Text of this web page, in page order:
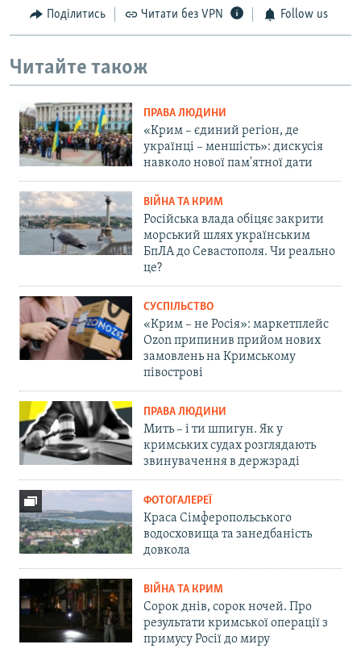
Поділитись Читати без VPN Follow us
Читайте також
ПРАВА ЛЮДИНИ
«Крим – єдиний регіон, де
українці – меншість»: дискусія
навколо нової пам'ятної дати
ВІЙНА ТА КРИМ
Російська влада обіцяє закрити
морський шлях українським
БпЛА до Севастополя. Чи реально
це?
СУСПІЛЬСТВО
«Крим – не Росія»: маркетплейс
Ozon припинив прийом нових
замовлень на Кримському
півострові
ПРАВА ЛЮДИНИ
Мить – і ти шпигун. Як у
кримських судах розглядають
звинувачення в держзраді
ФОТОГАЛЕРЕЇ
Краса Сімферопольського
водосховища та занедбаність
довкола
ВІЙНА ТА КРИМ
Сорок днів, сорок ночей. Про
результати кримської операції з
примусу Росії до миру